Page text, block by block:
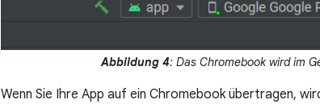
Abbildung 4: Das Chromebook wird im
Wenn Sie Ihre App auf ein Chromebook übertragen,